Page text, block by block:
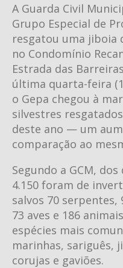
A Guarda Civil
Grupo Especial de
resgatou uma jiboia
no Condomínio
Estrada das
última quarta-feira
o Gepa chegou à
silvestres
deste ano — um
comparação ao
Segundo a GCM,
4.150 foram de
salvos 70
73 aves e 186
espécies mais
marinhas, sariguês,
corujas e gaviões.